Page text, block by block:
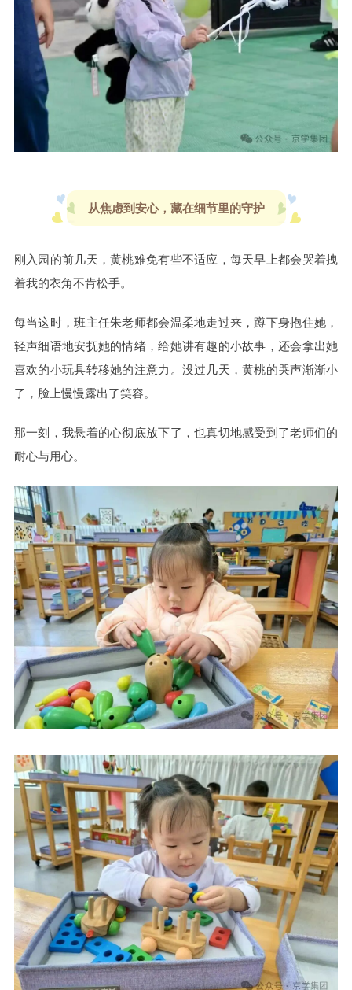
从焦虑到安心，藏在细节里的守护
刚入园的前几天，黄桃难免有些不适应，每天早上都会哭着拽
着我的衣角不肯松手。
每当这时，班主任朱老师都会温柔地走过来，蹲下身抱住她，
轻声细语地安抚她的情绪，给她讲有趣的小故事，还会拿出她
喜欢的小玩具转移她的注意力。没过几天，黄桃的哭声渐渐小
了，脸上慢慢露出了笑容。
那一刻，我悬着的心彻底放下了，也真切地感受到了老师们的
耐心与用心。